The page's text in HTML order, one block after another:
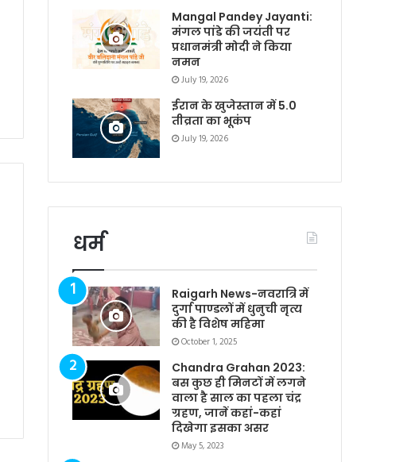
Mangal Pandey Jayanti:
मंगल पांडे की जयंती पर
प्रधानमंत्री मोदी ने किया
नमन
July 19, 2026
ईरान के खुजेस्तान में 5.0
तीव्रता का भूकंप
July 19, 2026
धर्म
Raigarh News-नवरात्रि में
दुर्गा पाण्डलों में धुनुची नृत्य
की है विशेष महिमा
October 1, 2025
Chandra Grahan 2023:
बस कुछ ही मिनटों में लगने
वाला है साल का पहला चंद्र
ग्रहण, जानें कहां-कहां
दिखेगा इसका असर
May 5, 2023